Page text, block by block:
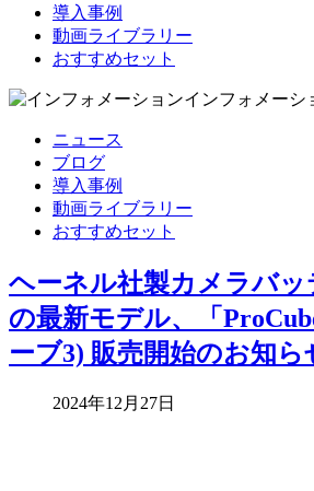
導入事例
動画ライブラリー
おすすめセット
インフォメーシ
ニュース
ブログ
導入事例
動画ライブラリー
おすすめセット
ヘーネル社製カメラバッ
の最新モデル、「
ーブ3) 販売開始のお知ら
2024年12月27日